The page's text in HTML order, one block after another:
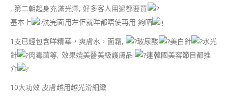
, 第二朝起身充滿光澤, 好多客人用過都要買
基本上
洗完面用左佢就咩都唔使再用 夠晒
1支已經包含咩精華，爽膚水，面霜,
玻尿酸 美白針
水光
針
肉毒菌等, 效果媲美醫美級護膚品
連韓國美容節目都推
介
10大功效 皮膚越用越光滑細緻